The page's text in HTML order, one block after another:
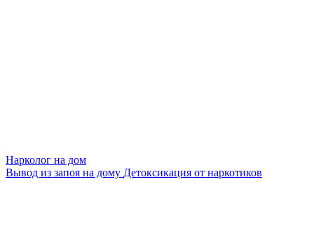
Нарколог на дом
Вывод из запоя на дому Детоксикация от наркотиков